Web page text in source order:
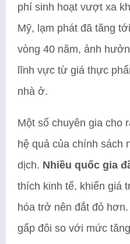
phí sinh hoạt vượt xa
Mỹ, lạm phát đã tăng
vòng 40 năm, ảnh
lĩnh vực từ giá thực
nhà ở.
Một số chuyên gia cho
hệ quả của chính sách
dịch. Nhiều quốc gia
thích kinh tế, khiến giá
hóa trở nên đắt đỏ
gấp đôi so với mức